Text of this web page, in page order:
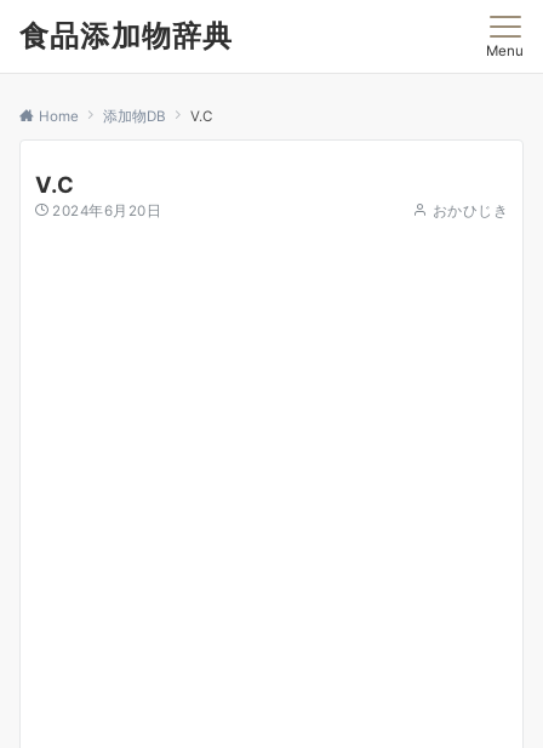
食品添加物辞典 Menu
Home 添加物DB V.C
V.C
2024年6月20日 おかひじき